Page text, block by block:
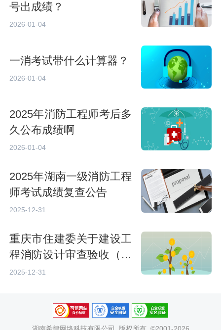
号出成绩？
2026-01-04
一消考试带什么计算器？
2026-01-04
2025年消防工程师考后多
久公布成绩啊
2026-01-04
2025年湖南一级消防工程
师考试成绩复查公告
2025-12-31
重庆市住建委关于建设工
程消防设计审查验收（备
案）实行电子证照的通知
2025-12-31